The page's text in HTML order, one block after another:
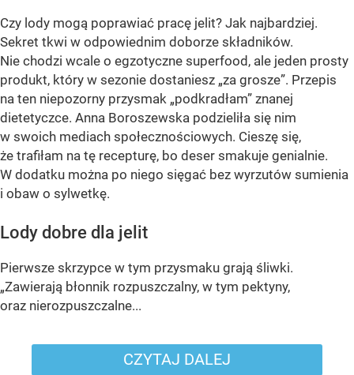
Czy lody mogą poprawiać pracę jelit? Jak najbardziej.
Sekret tkwi w odpowiednim doborze składników.
Nie chodzi wcale o egzotyczne superfood, ale jeden prosty
produkt, który w sezonie dostaniesz „za grosze”. Przepis
na ten niepozorny przysmak „podkradłam” znanej
dietetyczce. Anna Boroszewska podzieliła się nim
w swoich mediach społecznościowych. Cieszę się,
że trafiłam na tę recepturę, bo deser smakuje genialnie.
W dodatku można po niego sięgać bez wyrzutów sumienia
i obaw o sylwetkę.
Lody dobre dla jelit
Pierwsze skrzypce w tym przysmaku grają śliwki.
„Zawierają błonnik rozpuszczalny, w tym pektyny,
oraz nierozpuszczalne...
CZYTAJ DALEJ